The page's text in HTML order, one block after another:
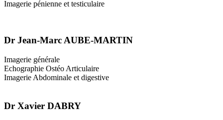
Imagerie pénienne et testiculaire
Dr Jean-Marc AUBE-MARTIN
Imagerie générale
Echographie Ostéo Articulaire
Imagerie Abdominale et digestive
Dr Xavier DABRY